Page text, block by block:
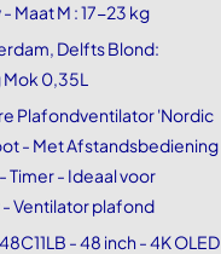
Maat M : 17-23 kg
Delfts Blond:
0,35L
Plafondventilator 'Nordic
- Met Afstandsbediening
Timer - Ideaal voor
Ventilator plafond
- 48 inch - 4K OLED